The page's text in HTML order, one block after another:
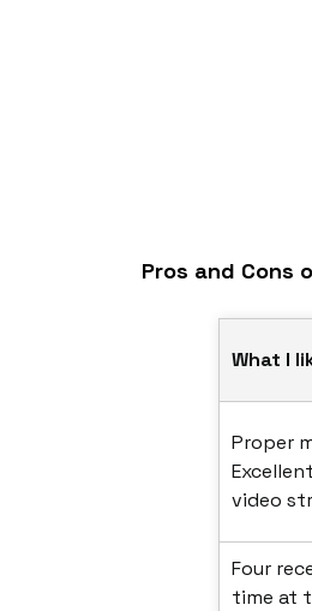
Pros and Cons
What I
Proper
video
Four
time at